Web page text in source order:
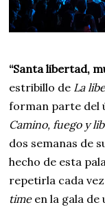
“Santa libertad,
estribillo de La
forman parte del
Camino, fuego y
dos semanas de
hecho de esta
repetirla cada
timeen la gala de